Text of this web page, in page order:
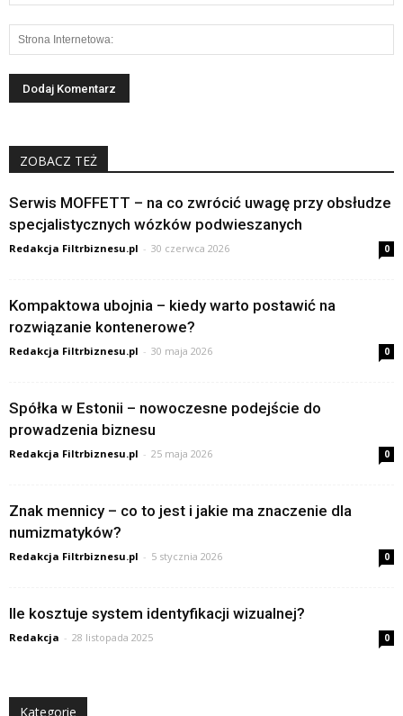
ZOBACZ TEŻ
Serwis MOFFETT – na co zwrócić uwagę przy obsłudze
specjalistycznych wózków podwieszanych
Redakcja Filtrbiznesu.pl - 30 czerwca 2026 0
Kompaktowa ubojnia – kiedy warto postawić na
rozwiązanie kontenerowe?
Redakcja Filtrbiznesu.pl - 30 maja 2026 0
Spółka w Estonii – nowoczesne podejście do
prowadzenia biznesu
Redakcja Filtrbiznesu.pl - 25 maja 2026 0
Znak mennicy – co to jest i jakie ma znaczenie dla
numizmatyków?
Redakcja Filtrbiznesu.pl - 5 stycznia 2026 0
Ile kosztuje system identyfikacji wizualnej?
Redakcja - 28 listopada 2025 0
Kategorie